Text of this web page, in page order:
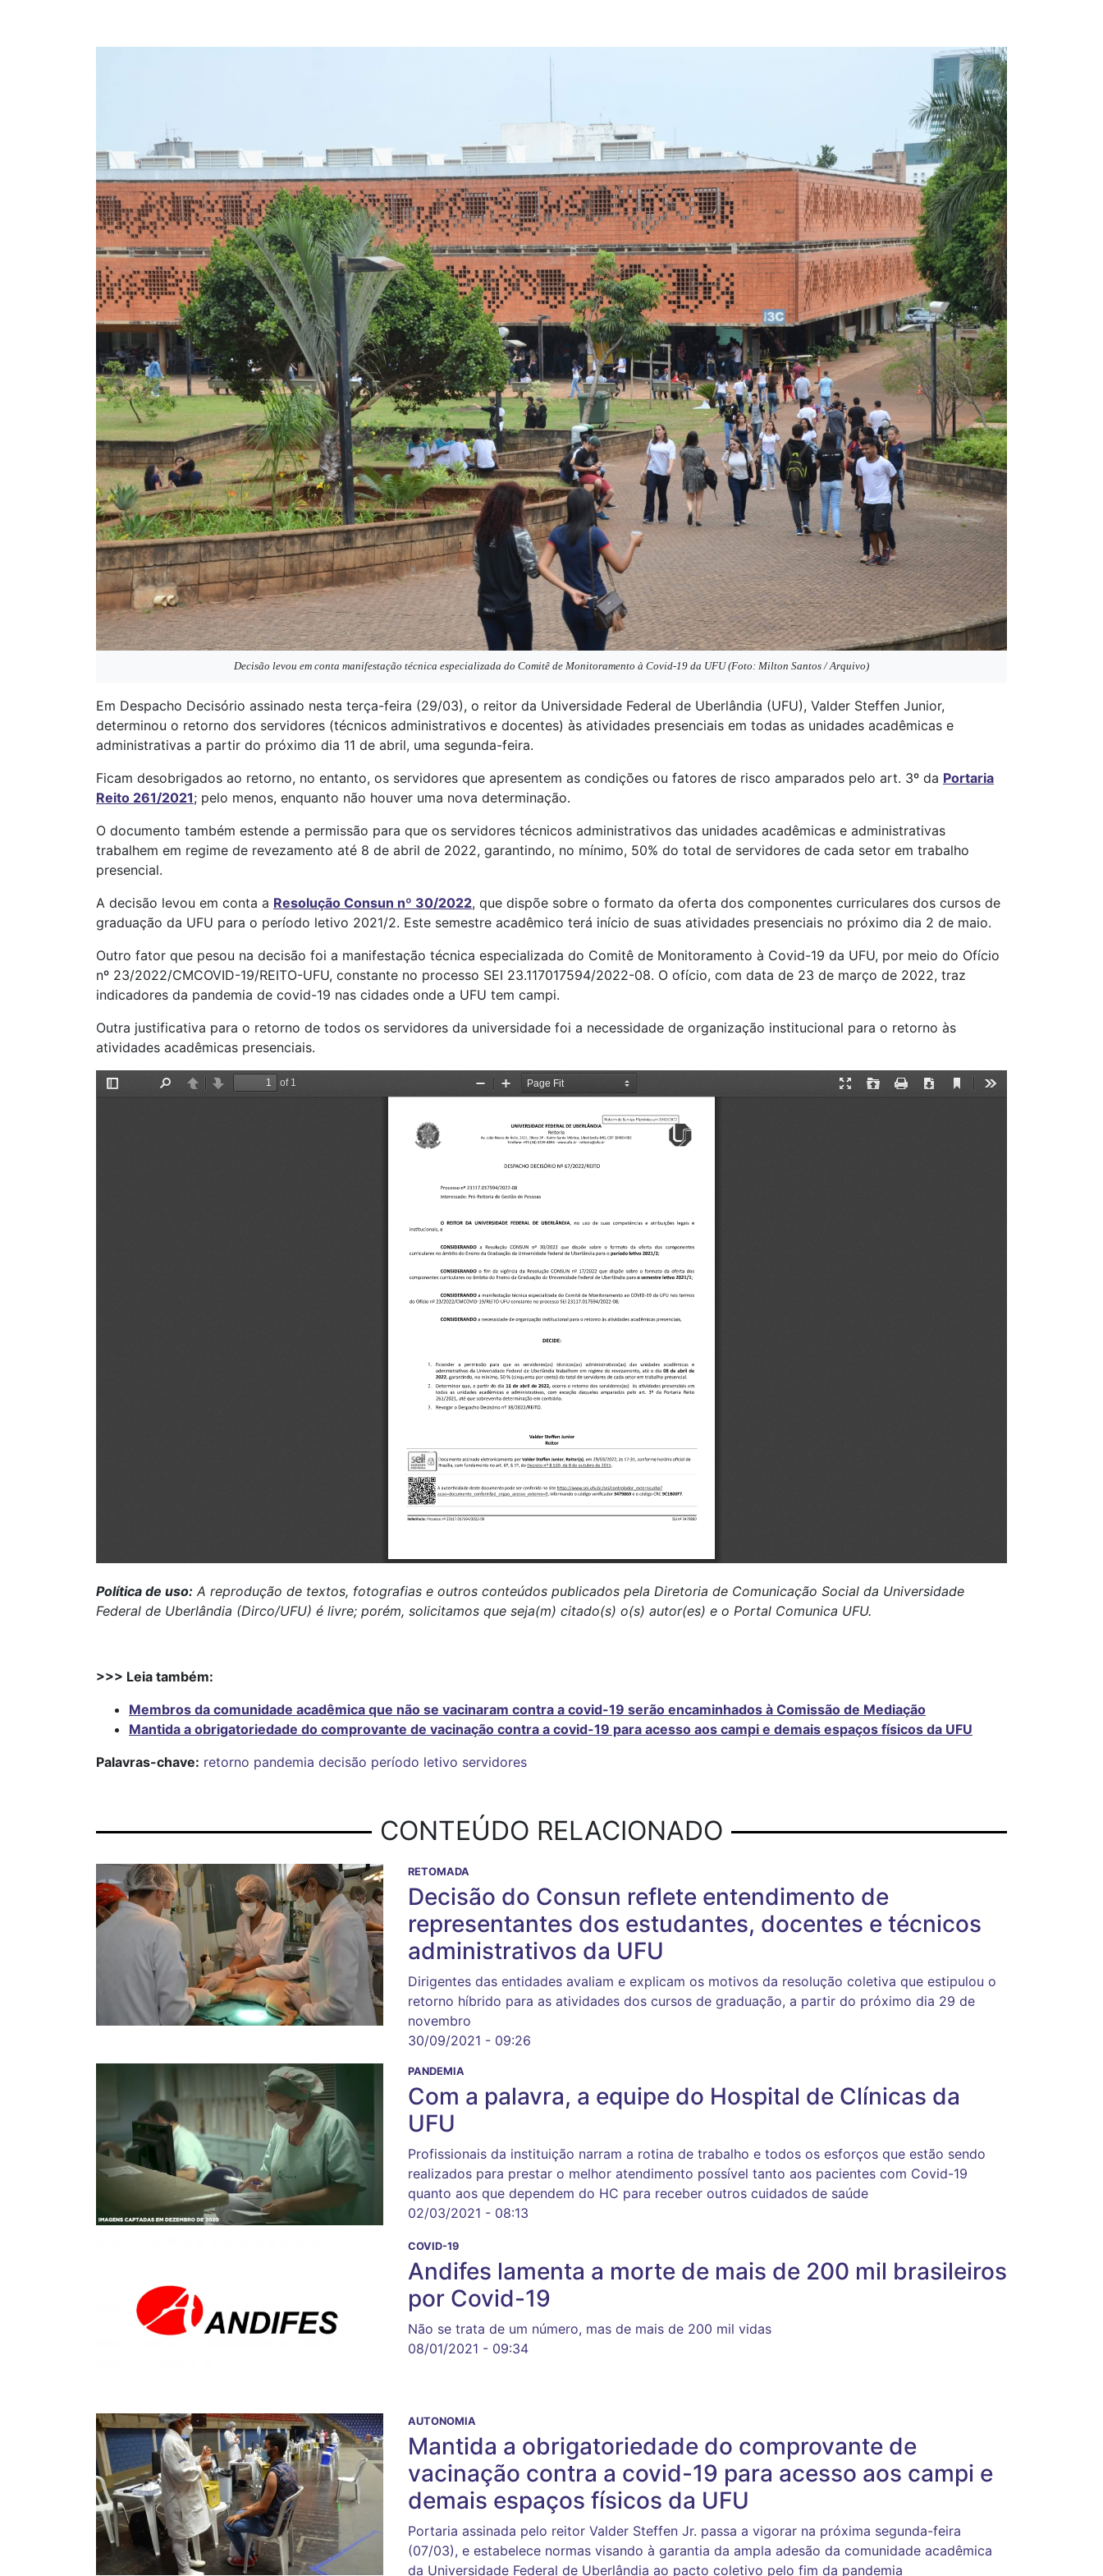
Decisão levou em conta manifestação técnica especializada do Comitê de Monitoramento à Covid-19 da UFU (Foto: Milton Santos / Arquivo)
Em Despacho Decisório assinado nesta terça-feira (29/03), o reitor da Universidade Federal de Uberlândia (UFU), Valder Steffen Junior,
determinou o retorno dos servidores (técnicos administrativos e docentes) às atividades presenciais em todas as unidades acadêmicas e
administrativas a partir do próximo dia 11 de abril, uma segunda-feira.
Ficam desobrigados ao retorno, no entanto, os servidores que apresentem as condições ou fatores de risco amparados pelo art. 3º da Portaria
Reito 261/2021; pelo menos, enquanto não houver uma nova determinação.
O documento também estende a permissão para que os servidores técnicos administrativos das unidades acadêmicas e administrativas
trabalhem em regime de revezamento até 8 de abril de 2022, garantindo, no mínimo, 50% do total de servidores de cada setor em trabalho
presencial.
A decisão levou em conta a Resolução Consun nº 30/2022, que dispõe sobre o formato da oferta dos componentes curriculares dos cursos de
graduação da UFU para o período letivo 2021/2. Este semestre acadêmico terá início de suas atividades presenciais no próximo dia 2 de maio.
Outro fator que pesou na decisão foi a manifestação técnica especializada do Comitê de Monitoramento à Covid-19 da UFU, por meio do Ofício
nº 23/2022/CMCOVID-19/REITO-UFU, constante no processo SEI 23.117017594/2022-08. O ofício, com data de 23 de março de 2022, traz
indicadores da pandemia de covid-19 nas cidades onde a UFU tem campi.
Outra justificativa para o retorno de todos os servidores da universidade foi a necessidade de organização institucional para o retorno às
atividades acadêmicas presenciais.
Política de uso: A reprodução de textos, fotografias e outros conteúdos publicados pela Diretoria de Comunicação Social da Universidade
Federal de Uberlândia (Dirco/UFU) é livre; porém, solicitamos que seja(m) citado(s) o(s) autor(es) e o Portal Comunica UFU.
>>> Leia também:
Membros da comunidade acadêmica que não se vacinaram contra a covid-19 serão encaminhados à Comissão de Mediação
Mantida a obrigatoriedade do comprovante de vacinação contra a covid-19 para acesso aos campi e demais espaços físicos da UFU
Palavras-chave: retorno pandemia decisão período letivo servidores
CONTEÚDO RELACIONADO
RETOMADA
Decisão do Consun reflete entendimento de
representantes dos estudantes, docentes e técnicos
administrativos da UFU
Dirigentes das entidades avaliam e explicam os motivos da resolução coletiva que estipulou o
retorno híbrido para as atividades dos cursos de graduação, a partir do próximo dia 29 de
novembro
30/09/2021 - 09:26
PANDEMIA
Com a palavra, a equipe do Hospital de Clínicas da
UFU
Profissionais da instituição narram a rotina de trabalho e todos os esforços que estão sendo
realizados para prestar o melhor atendimento possível tanto aos pacientes com Covid-19
quanto aos que dependem do HC para receber outros cuidados de saúde
02/03/2021 - 08:13
COVID-19
Andifes lamenta a morte de mais de 200 mil brasileiros
por Covid-19
Não se trata de um número, mas de mais de 200 mil vidas
08/01/2021 - 09:34
AUTONOMIA
Mantida a obrigatoriedade do comprovante de
vacinação contra a covid-19 para acesso aos campi e
demais espaços físicos da UFU
Portaria assinada pelo reitor Valder Steffen Jr. passa a vigorar na próxima segunda-feira
(07/03), e estabelece normas visando à garantia da ampla adesão da comunidade acadêmica
da Universidade Federal de Uberlândia ao pacto coletivo pelo fim da pandemia